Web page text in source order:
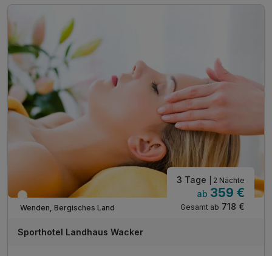
inkl. Leihbademantel auf dem Zimmer
inkl. Parkplatz direkt am Haus
Inkl. WLAN
Teilweise ausgelastet
Wenden, Bergisches Land
3 Tage | 2 Nächte
ab 359 €
Gesamt ab 718 €
Sporthotel Landhaus Wacker